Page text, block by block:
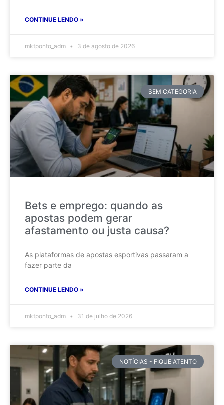
CONTINUE LENDO »
mktponto_adm 3 de agosto de 2026
SEM CATEGORIA
Bets e emprego: quando as
apostas podem gerar
afastamento ou justa causa?
As plataformas de apostas esportivas passaram a
fazer parte da
CONTINUE LENDO »
mktponto_adm 31 de julho de 2026
NOTÍCIAS - FIQUE ATENTO